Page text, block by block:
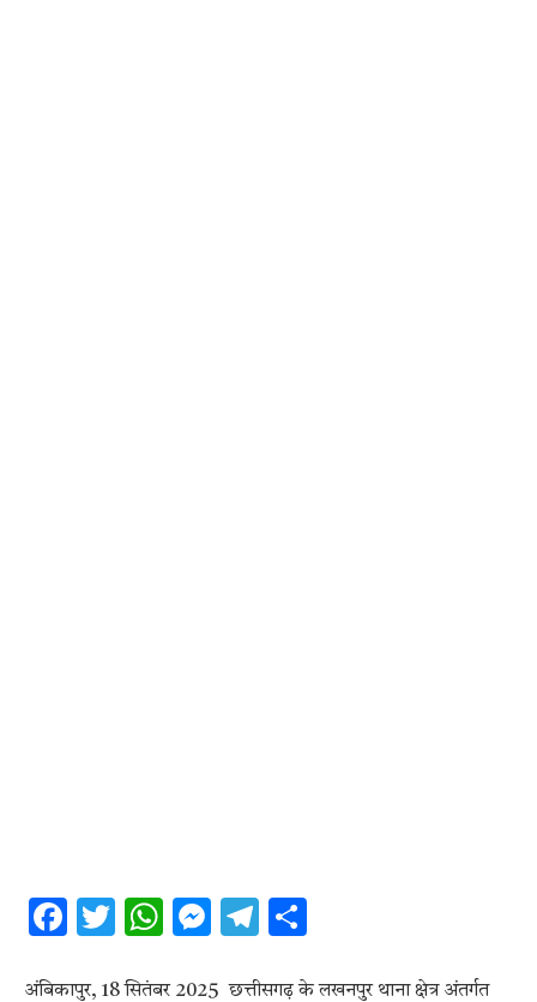
Facebook
Twitter
WhatsApp
Messenger
Telegram
अंबिकापुर, 18 सितंबर 2025 छत्तीसगढ़ के लखनपुर थाना क्षेत्र अंतर्गत